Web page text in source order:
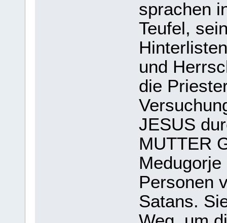
sprachen
Teufel,
und
die
JESUS
MUTTER
Personen
Satans.